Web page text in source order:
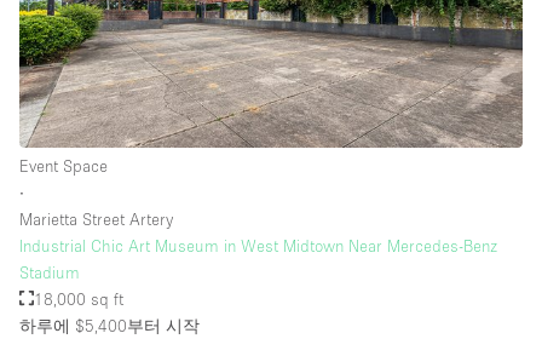
Event Space
∙
Marietta Street Artery
Industrial Chic Art Museum in West Midtown Near Mercedes-Benz
Stadium
18,000 sq ft
하루에 $5,400부터 시작